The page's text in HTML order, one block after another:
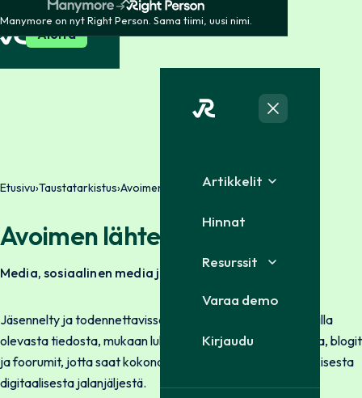
Manymore on nyt Right Person. Sama tiimi, uusi nimi.
Aloita
Artikkelit
Hinnat
Resurssit
Varaa demo
Kirjaudu
Etusivu›Taustatarkistus›Avoimen lähteen kartoitus
Avoimen lähteen kartoitus
Media, sosiaalinen media ja foorumit
Jäsennelty ja todennettavissa oleva haku julkisesti saatavilla
olevasta tiedosta, mukaan lukien uutiset, sosiaalinen media, blogit
ja foorumit, jotta saat kokonaisvaltaisen kuvan hakijan julkisesta
digitaalisesta jalanjäljestä.